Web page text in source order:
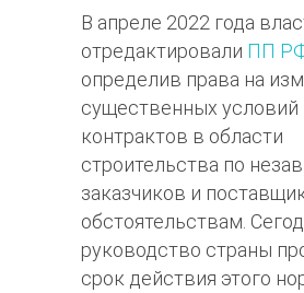
В апреле 2022 года
отредактировали ПП
определив права на
существенных условий
контрактов в области
строительства по
заказчиков и
обстоятельствам.
руководство страны
срок действия этого